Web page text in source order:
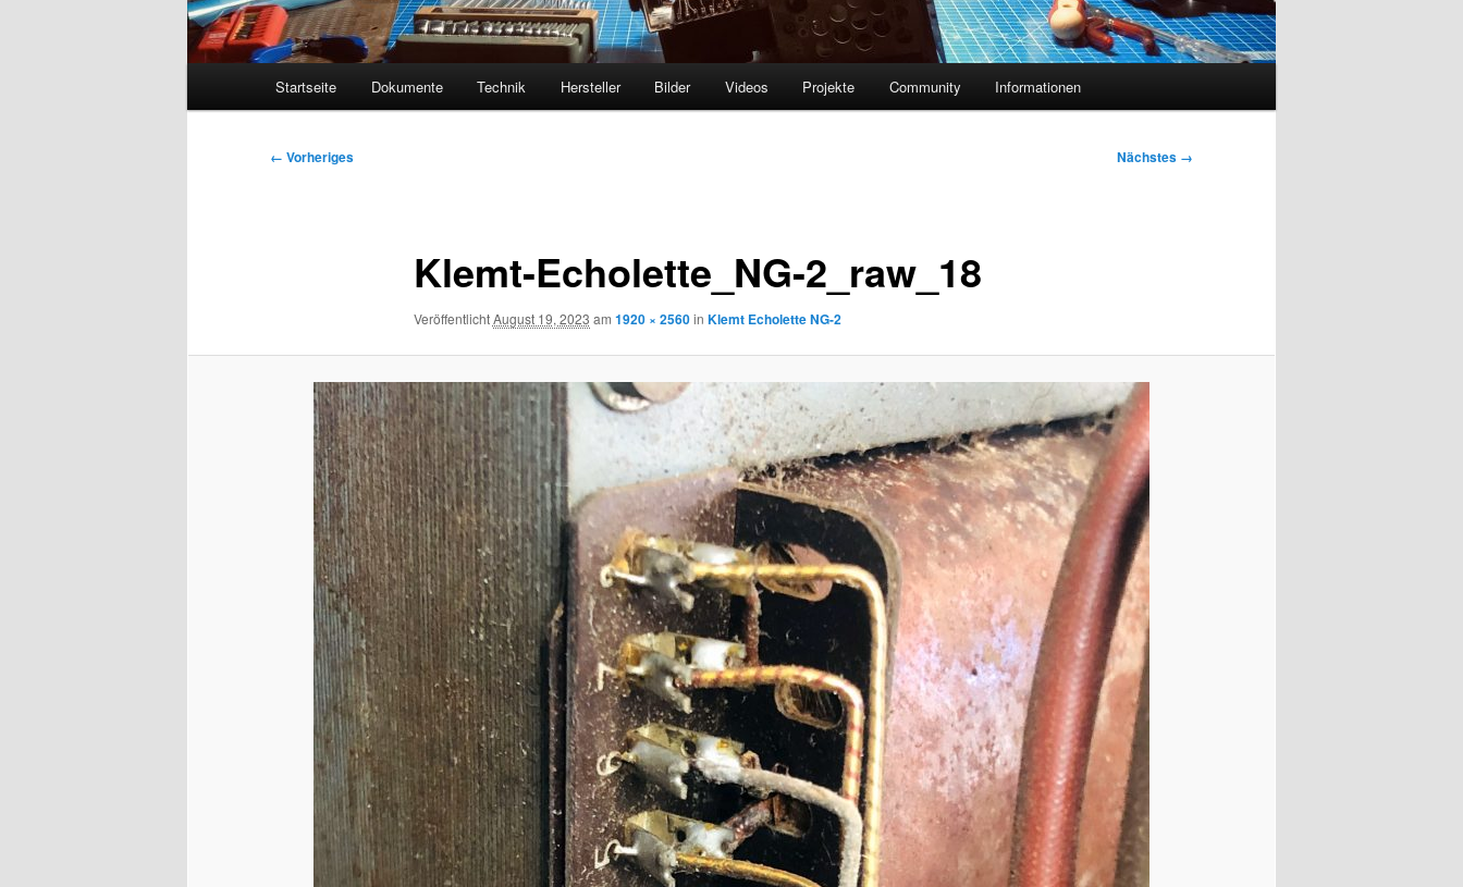
Startseite Dokumente Technik Hersteller Bilder Videos Projekte Community Informationen
Bilder-
← Vorheriges Nächstes →
Klemt-Echolette_NG-2_raw_18
VeröffentlichtAugust 19, 2023 am 1920 × 2560in Klemt Echolette NG-2